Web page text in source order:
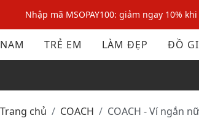
Nhập mã MSOPAY100: giảm ngay 10%
Nhập mã: MSOXINCHAO - Giảm 10% đơn
Nhập mã MSOPAY100: giảm ngay 10%
NAM TRẺ EM LÀM ĐẸP ĐỒ
Trang chủ COACH COACH - Ví ngắn